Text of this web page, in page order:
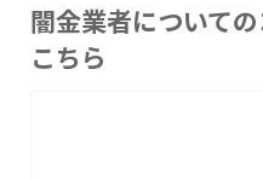
闇金業者について
こちら